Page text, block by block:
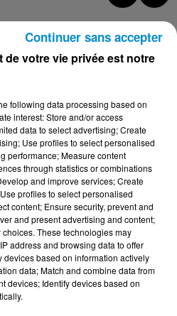
recule à 5,1 % en Tunisie !
: l’Algérie décroche, le
la Tunisie...
tués en juillet, le bilan
le plus lourd de...
de votre vie privée est notre
following data processing based on
interest: Store and/or access
data to select advertising; Create
Use profiles to select personalised
performance; Measure content
through statistics or combinations
and improve services; Create
profiles to select personalised
content; Ensure security, prevent and
and present advertising and content;
These technologies may
address and browsing data to offer
based on information actively
data; Match and combine data from
devices; Identify devices based on
Continuer sans accepter